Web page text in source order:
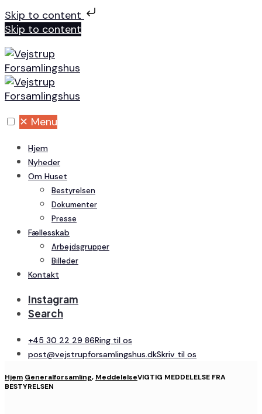
Skip to content
Skip to content
✕ Menu
Hjem
Nyheder
Om Huset
Bestyrelsen
Dokumenter
Presse
Fællesskab
Arbejdsgrupper
Billeder
Kontakt
Instagram
Search
+45 30 22 29 86Ring til os
post@vejstrupforsamlingshus.dkSkriv til os
Hjem Generalforsamling, MeddelelseVIGTIG MEDDELELSE FRA
BESTYRELSEN